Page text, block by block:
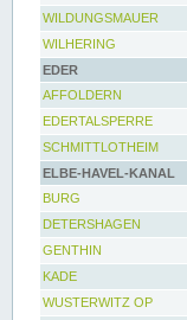
WILDUNGSMAUER
WILHERING
EDER
AFFOLDERN
EDERTALSPERRE
SCHMITTLOTHEIM
ELBE-HAVEL-KANAL
BURG
DETERSHAGEN
GENTHIN
KADE
WUSTERWITZ OP